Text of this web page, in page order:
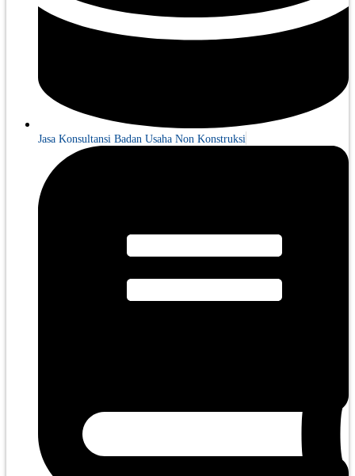
Jasa Konsultansi Badan Usaha Non Konstruksi